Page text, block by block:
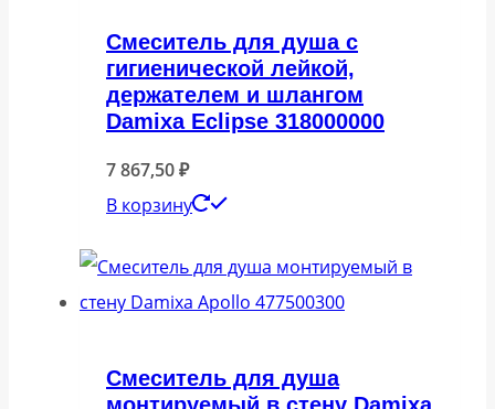
Смеситель для душа с
гигиенической лейкой,
держателем и шлангом
Damixa Eclipse 318000000
7 867,50₽
В корзину
Смеситель для душа